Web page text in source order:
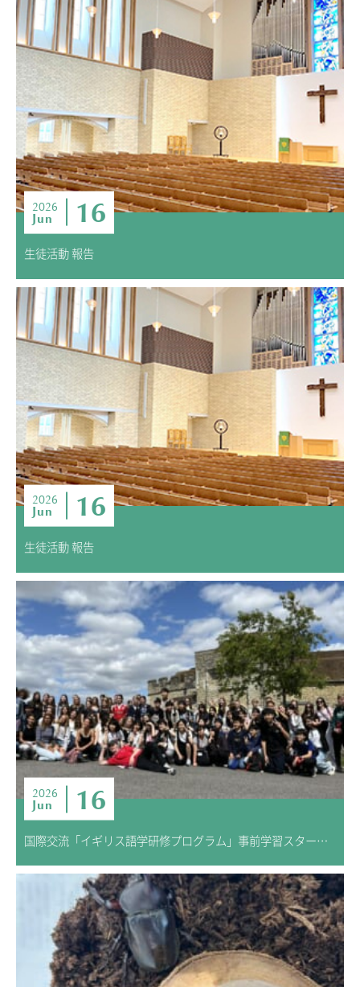
2026
Jun 16
生徒活動 報告
2026
Jun 16
生徒活動 報告
2026
Jun 16
国際交流「イギリス語学研修プログラム」事前学習スタート！